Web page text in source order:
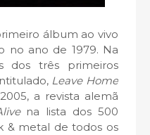
álbum ao vivo
no ano de 1979. Na
dos três primeiros
Leave Home
a revista alemã
na lista dos 500
& metal de todos os